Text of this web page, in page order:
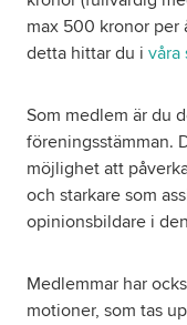
max 500 kronor per
detta hittar du i våra
Som medlem är du
föreningsstämman.
möjlighet att
och starkare som
opinionsbildare i
Medlemmar har
motioner, som tas